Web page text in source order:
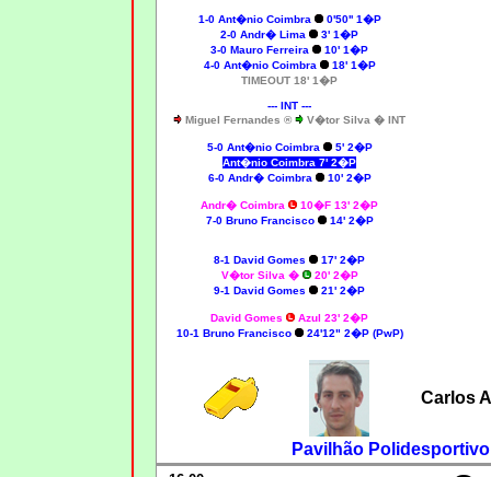
1-0 Ant�nio Coimbra
0'50'' 1�P
2-0 Andr� Lima
3' 1�P
3-0 Mauro Ferreira
10' 1�P
4-0 Ant�nio Coimbra
18' 1�P
TIMEOUT 18' 1�P
--- INT ---
Miguel Fernandes ®
V�tor Silva � INT
5-0 Ant�nio Coimbra
5' 2�P
Ant�nio Coimbra 7' 2�P
6-0 Andr� Coimbra
10' 2�P
Andr� Coimbra
10�F 13' 2�P
7-0 Bruno Francisco
14' 2�P
8-1 David Gomes
17' 2�P
V�tor Silva �
20' 2�P
9-1 David Gomes
21' 2�P
David Gomes
Azul 23' 2�P
10-1 Bruno Francisco
24'12" 2�P (PwP)
Carlos
Pavilhão